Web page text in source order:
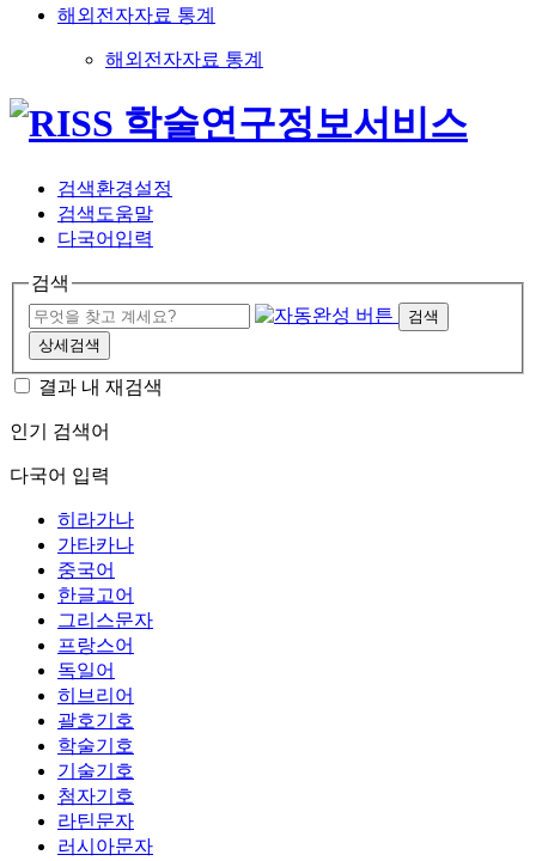
해외전자자료 통계
해외전자자료 통계
검색환경설정
검색도움말
다국어입력
검색
검색
상세검색
결과 내 재검색
인기 검색어
다국어 입력
히라가나
가타카나
중국어
한글고어
그리스문자
프랑스어
독일어
히브리어
괄호기호
학술기호
기술기호
첨자기호
라틴문자
러시아문자